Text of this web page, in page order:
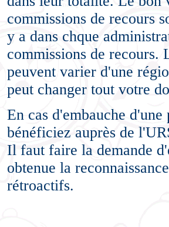
commissions de recours
y a dans chque
commissions de recours.
peuvent varier d'une
peut changer tout votre
En cas d'embauche
bénéficiez auprès de
Il faut faire la demande
obtenue la
rétroactifs.